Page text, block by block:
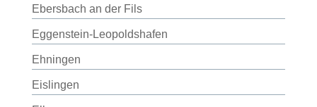
Ebersbach an der Fils
Eggenstein-Leopoldshafen
Ehningen
Eislingen